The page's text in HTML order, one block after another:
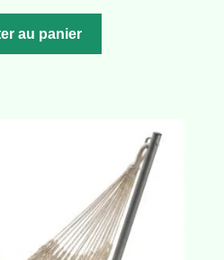
au panier